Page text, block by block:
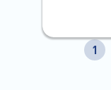
1